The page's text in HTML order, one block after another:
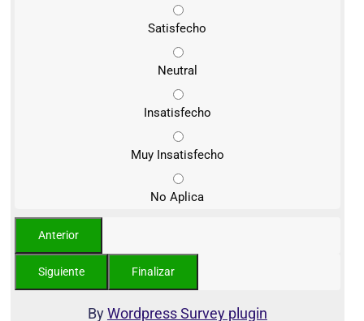
Satisfecho
Neutral
Insatisfecho
Muy Insatisfecho
No Aplica
ByWordpress Survey plugin